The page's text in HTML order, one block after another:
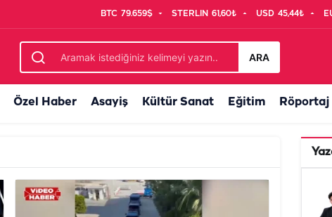
BTC 79.659$ STERLIN 61,60₺ USD 45,44₺
ARA
Özel Haber Asayiş Kültür Sanat Eğitim Röportaj